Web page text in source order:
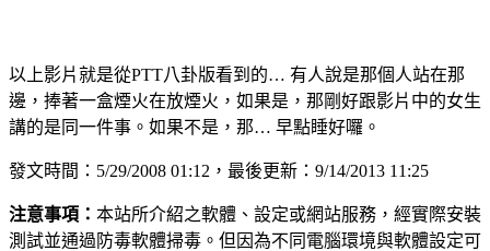
以上影片就是從PTT八卦版看到的… 有人說是那個人站在那
邊，捧著一盒煙火在放煙火，如果是，那剛好跟影片中的女生
講的是同一件事。如果不是，那… 早點睡好囉。
發文時間：5/29/2008 01:12，最後更新：9/14/2013 11:25
注意事項： 本站所介紹之軟體、設定或網站服務，經實際安裝
測試並通過防毒軟體掃毒。但因為不同電腦環境與軟體設定可